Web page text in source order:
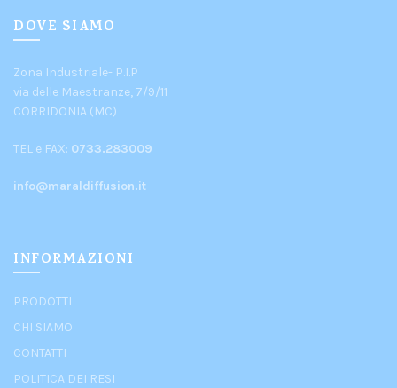
DOVE SIAMO
Zona Industriale- P.I.P
via delle Maestranze, 7/9/11
CORRIDONIA (MC)
TEL e FAX: 0733.283009
info@maraldiffusion.it
INFORMAZIONI
PRODOTTI
CHI SIAMO
CONTATTI
POLITICA DEI RESI